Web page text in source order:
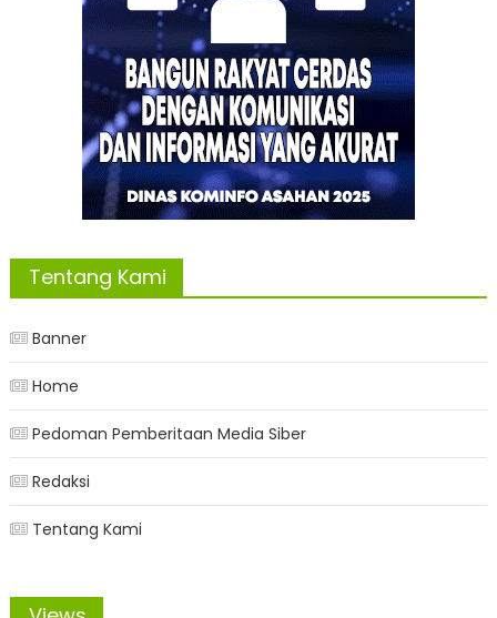
Tentang Kami
Banner
Home
Pedoman Pemberitaan Media Siber
Redaksi
Tentang Kami